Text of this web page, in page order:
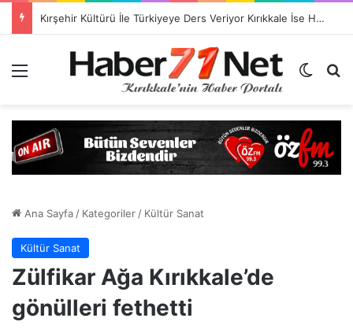
Kırşehir Kültürü İle Türkiyeye Ders Veriyor Kırıkkale İse Hala Seyrediyor !!!
Dış
Ana Sayfa/ Kategoriler/ Kültür Sanat
Kültür Sanat
Zülfikar Ağa Kırıkkale’de
gönülleri fethetti